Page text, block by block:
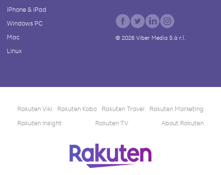
iPhone & iPad
Windows PC
Mac
Linux
© 2026Viber Media S.à r.l.
Rakuten Viki Rakuten Kobo Rakuten Travel
Rakuten Marketing
Rakuten Insight
Rakuten TV About Rakuten